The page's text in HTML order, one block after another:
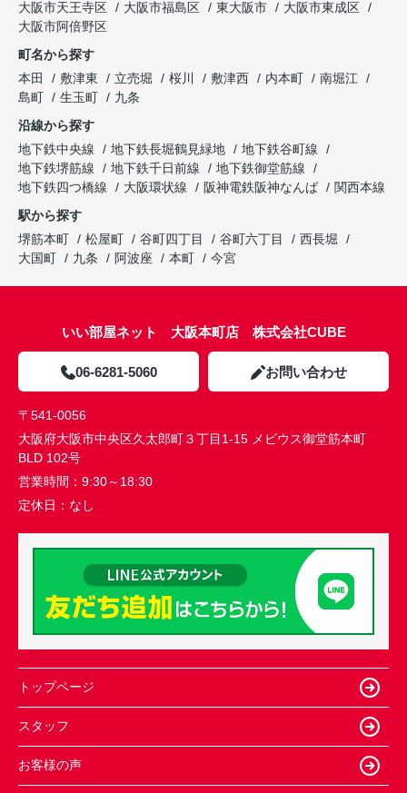
大阪市天王寺区
大阪市福島区 東大阪市
大阪市東成区
大阪市阿倍野区
町名から探す
本田
敷津東 立売堀 桜川 敷津西 内本町
南堀江
島町
生玉町
九条
沿線から探す
地下鉄中央線
地下鉄長堀鶴見緑地
地下鉄谷町線
地下鉄堺筋線
地下鉄千日前線
地下鉄御堂筋線
地下鉄四つ橋線
大阪環状線 阪神電鉄阪神なんば
関西本線
駅から探す
堺筋本町
松屋町 谷町四丁目 谷町六丁目
西長堀
大国町
九条 阿波座 本町 今宮
いい部屋ネット 大阪本町店 株式会社CUBE
06-6281-5060 お問い合わせ
〒541-0056
大阪府大阪市中央区久太郎町３丁目1-15 メビウス御堂筋本町
BLD 102号
営業時間： 9:30～18:30
定休日： なし
トップページ
スタッフ
お客様の声